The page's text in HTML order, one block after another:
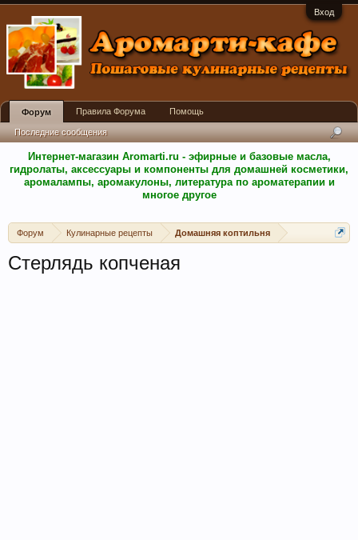
Вход
Интернет-магазин Aromarti.ru - эфирные и базовые масла,
гидролаты, аксессуары и компоненты для домашней косметики,
аромалампы, аромакулоны, литература по ароматерапии и
многое другое
Форум Кулинарные рецепты Домашняя коптильня
Стерлядь копченая
Форум
Последние сообщения
Правила Форума Помощь